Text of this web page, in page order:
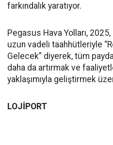
farkındalık yaratıyor.
Pegasus Hava Yolları,
uzun vadeli taahhütleriyle
Gelecek” diyerek, tüm
daha da artırmak ve
yaklaşımıyla geliştirmek
LOJİPORT